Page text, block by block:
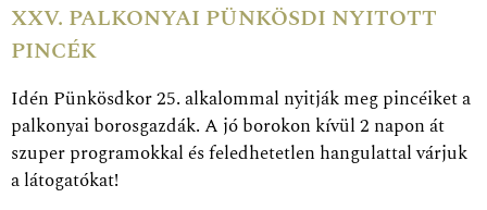
XXV. PALKONYAI PÜNKÖSDI NYITOTT
PINCÉK
Idén Pünkösdkor 25. alkalommal nyitják meg pincéiket a
palkonyai borosgazdák. A jó borokon kívül 2 napon át
szuper programokkal és feledhetetlen hangulattal várjuk
a látogatókat!